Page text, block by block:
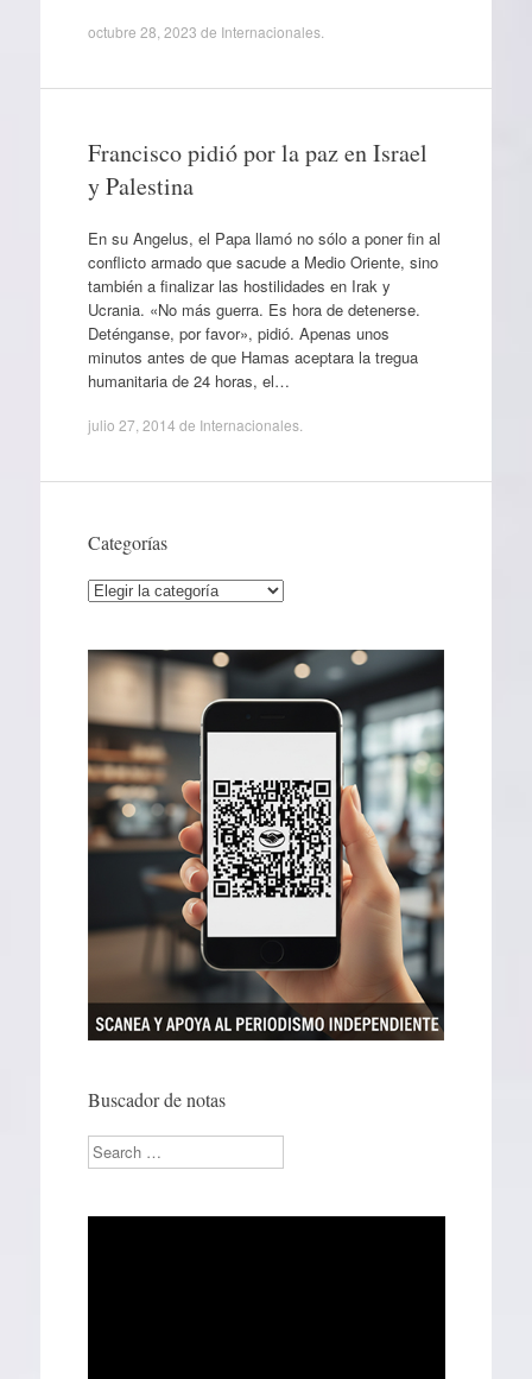
octubre 28, 2023 de Internacionales.
Francisco pidió por la paz en Israel
y Palestina
En su Angelus, el Papa llamó no sólo a poner fin al
conflicto armado que sacude a Medio Oriente, sino
también a finalizar las hostilidades en Irak y
Ucrania. «No más guerra. Es hora de detenerse.
Deténganse, por favor», pidió. Apenas unos
minutos antes de que Hamas aceptara la tregua
humanitaria de 24 horas, el…
julio 27, 2014 de Internacionales.
Categorías
Categorías
Buscador de notas
Search